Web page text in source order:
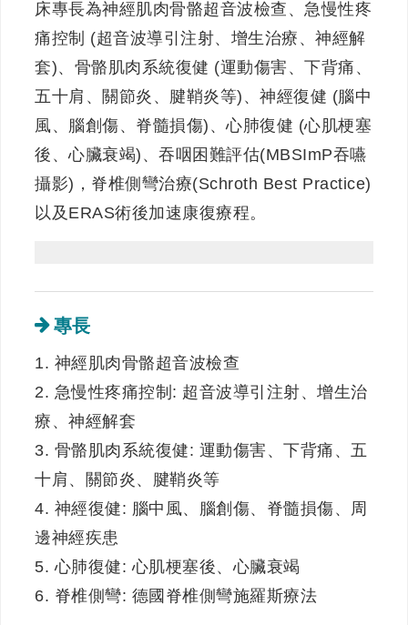
床專長為神經肌肉骨骼超音波檢查、急慢性疼
痛控制 (超音波導引注射、增生治療、神經解
套)、骨骼肌肉系統復健 (運動傷害、下背痛、
五十肩、關節炎、腱鞘炎等)、神經復健 (腦中
風、腦創傷、脊髓損傷)、心肺復健 (心肌梗塞
後、心臟衰竭)、吞咽困難評估(MBSImP吞嚥
攝影)，脊椎側彎治療(Schroth Best Practice)
以及ERAS術後加速康復療程。
專長
1. 神經肌肉骨骼超音波檢查
2. 急慢性疼痛控制: 超音波導引注射、增生治
療、神經解套
3. 骨骼肌肉系統復健: 運動傷害、下背痛、五
十肩、關節炎、腱鞘炎等
4. 神經復健: 腦中風、腦創傷、脊髓損傷、周
邊神經疾患
5. 心肺復健: 心肌梗塞後、心臟衰竭
6. 脊椎側彎: 德國脊椎側彎施羅斯療法